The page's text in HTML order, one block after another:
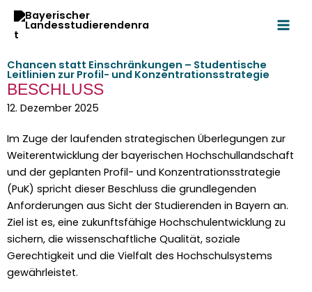
Zum
Inhalt
springen
Chancen statt Einschränkungen – Studentische
Leitlinien zur Profil- und Konzentrationsstrategie
BESCHLUSS
12. Dezember 2025
Im Zuge der laufend­en strate­gis­chen Über­legun­gen zur
Weit­er­en­twick­lung der bay­erischen Hochschul­land­schaft
und der geplanten Pro­fil- und Konzen­tra­tionsstrate­gie
(PuK) spricht dieser Beschluss die grundle­gen­den
Anforderun­gen aus Sicht der Studieren­den in Bay­ern an.
Ziel ist es, eine zukun­fts­fähige Hochschu­len­twick­lung zu
sich­ern, die wis­senschaftliche Qual­ität, soziale
Gerechtigkeit und die Vielfalt des Hochschul­sys­tems
gewährleis­tet.